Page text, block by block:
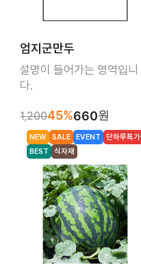
엄지군만두
설명이 들어가는 영역입니
다.
1,20045%660원
NEW SALE EVENT
단하루특가
BEST
식자재